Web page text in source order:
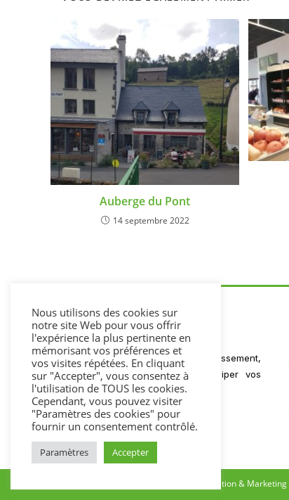
Auberge du Pont
14 septembre 2022
Spécialisé dans les solutions d’encaissement,
ACT vous accompagne pour équiper vos
points de vente.
Kalici Communication & Marketing
Nous utilisons des cookies sur
notre site Web pour vous offrir
l'expérience la plus pertinente en
mémorisant vos préférences et
vos visites répétées. En cliquant
sur "Accepter", vous consentez à
l'utilisation de TOUS les cookies.
Cependant, vous pouvez visiter
"Paramètres des cookies" pour
fournir un consentement contrôlé.
Paramètres Accepter